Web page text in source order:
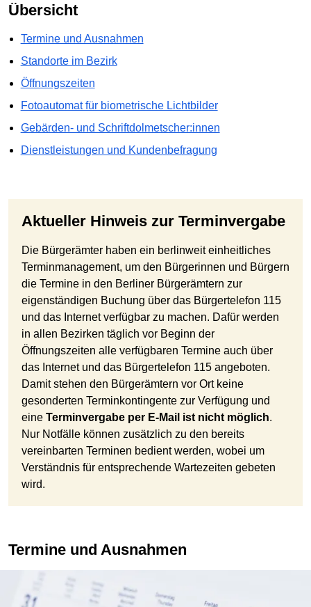
Übersicht
Termine und Ausnahmen
Standorte im Bezirk
Öffnungszeiten
Fotoautomat für biometrische Lichtbilder
Gebärden- und Schriftdolmetscher:innen
Dienstleistungen und Kundenbefragung
Aktueller Hinweis zur Terminvergabe
Die Bürgerämter haben ein berlinweit einheitliches
Terminmanagement, um den Bürgerinnen und Bürgern
die Termine in den Berliner Bürgerämtern zur
eigenständigen Buchung über das Bürgertelefon 115
und das Internet verfügbar zu machen. Dafür werden
in allen Bezirken täglich vor Beginn der
Öffnungszeiten alle verfügbaren Termine auch über
das Internet und das Bürgertelefon 115 angeboten.
Damit stehen den Bürgerämtern vor Ort keine
gesonderten Terminkontingente zur Verfügung und
eine Terminvergabe per E-Mail ist nicht möglich.
Nur Notfälle können zusätzlich zu den bereits
vereinbarten Terminen bedient werden, wobei um
Verständnis für entsprechende Wartezeiten gebeten
wird.
Termine und Ausnahmen